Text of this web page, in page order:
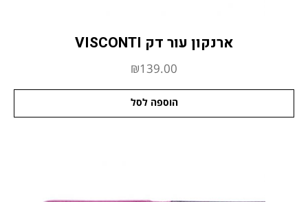
ארנקון עור דק VISCONTI
₪139.00
הוספה לסל